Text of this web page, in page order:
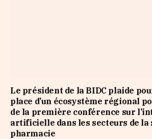
Le président de la BIDC plaide
place d’un écosystème régional
de la première conférence sur
artificielle dans les secteurs de la
pharmacie